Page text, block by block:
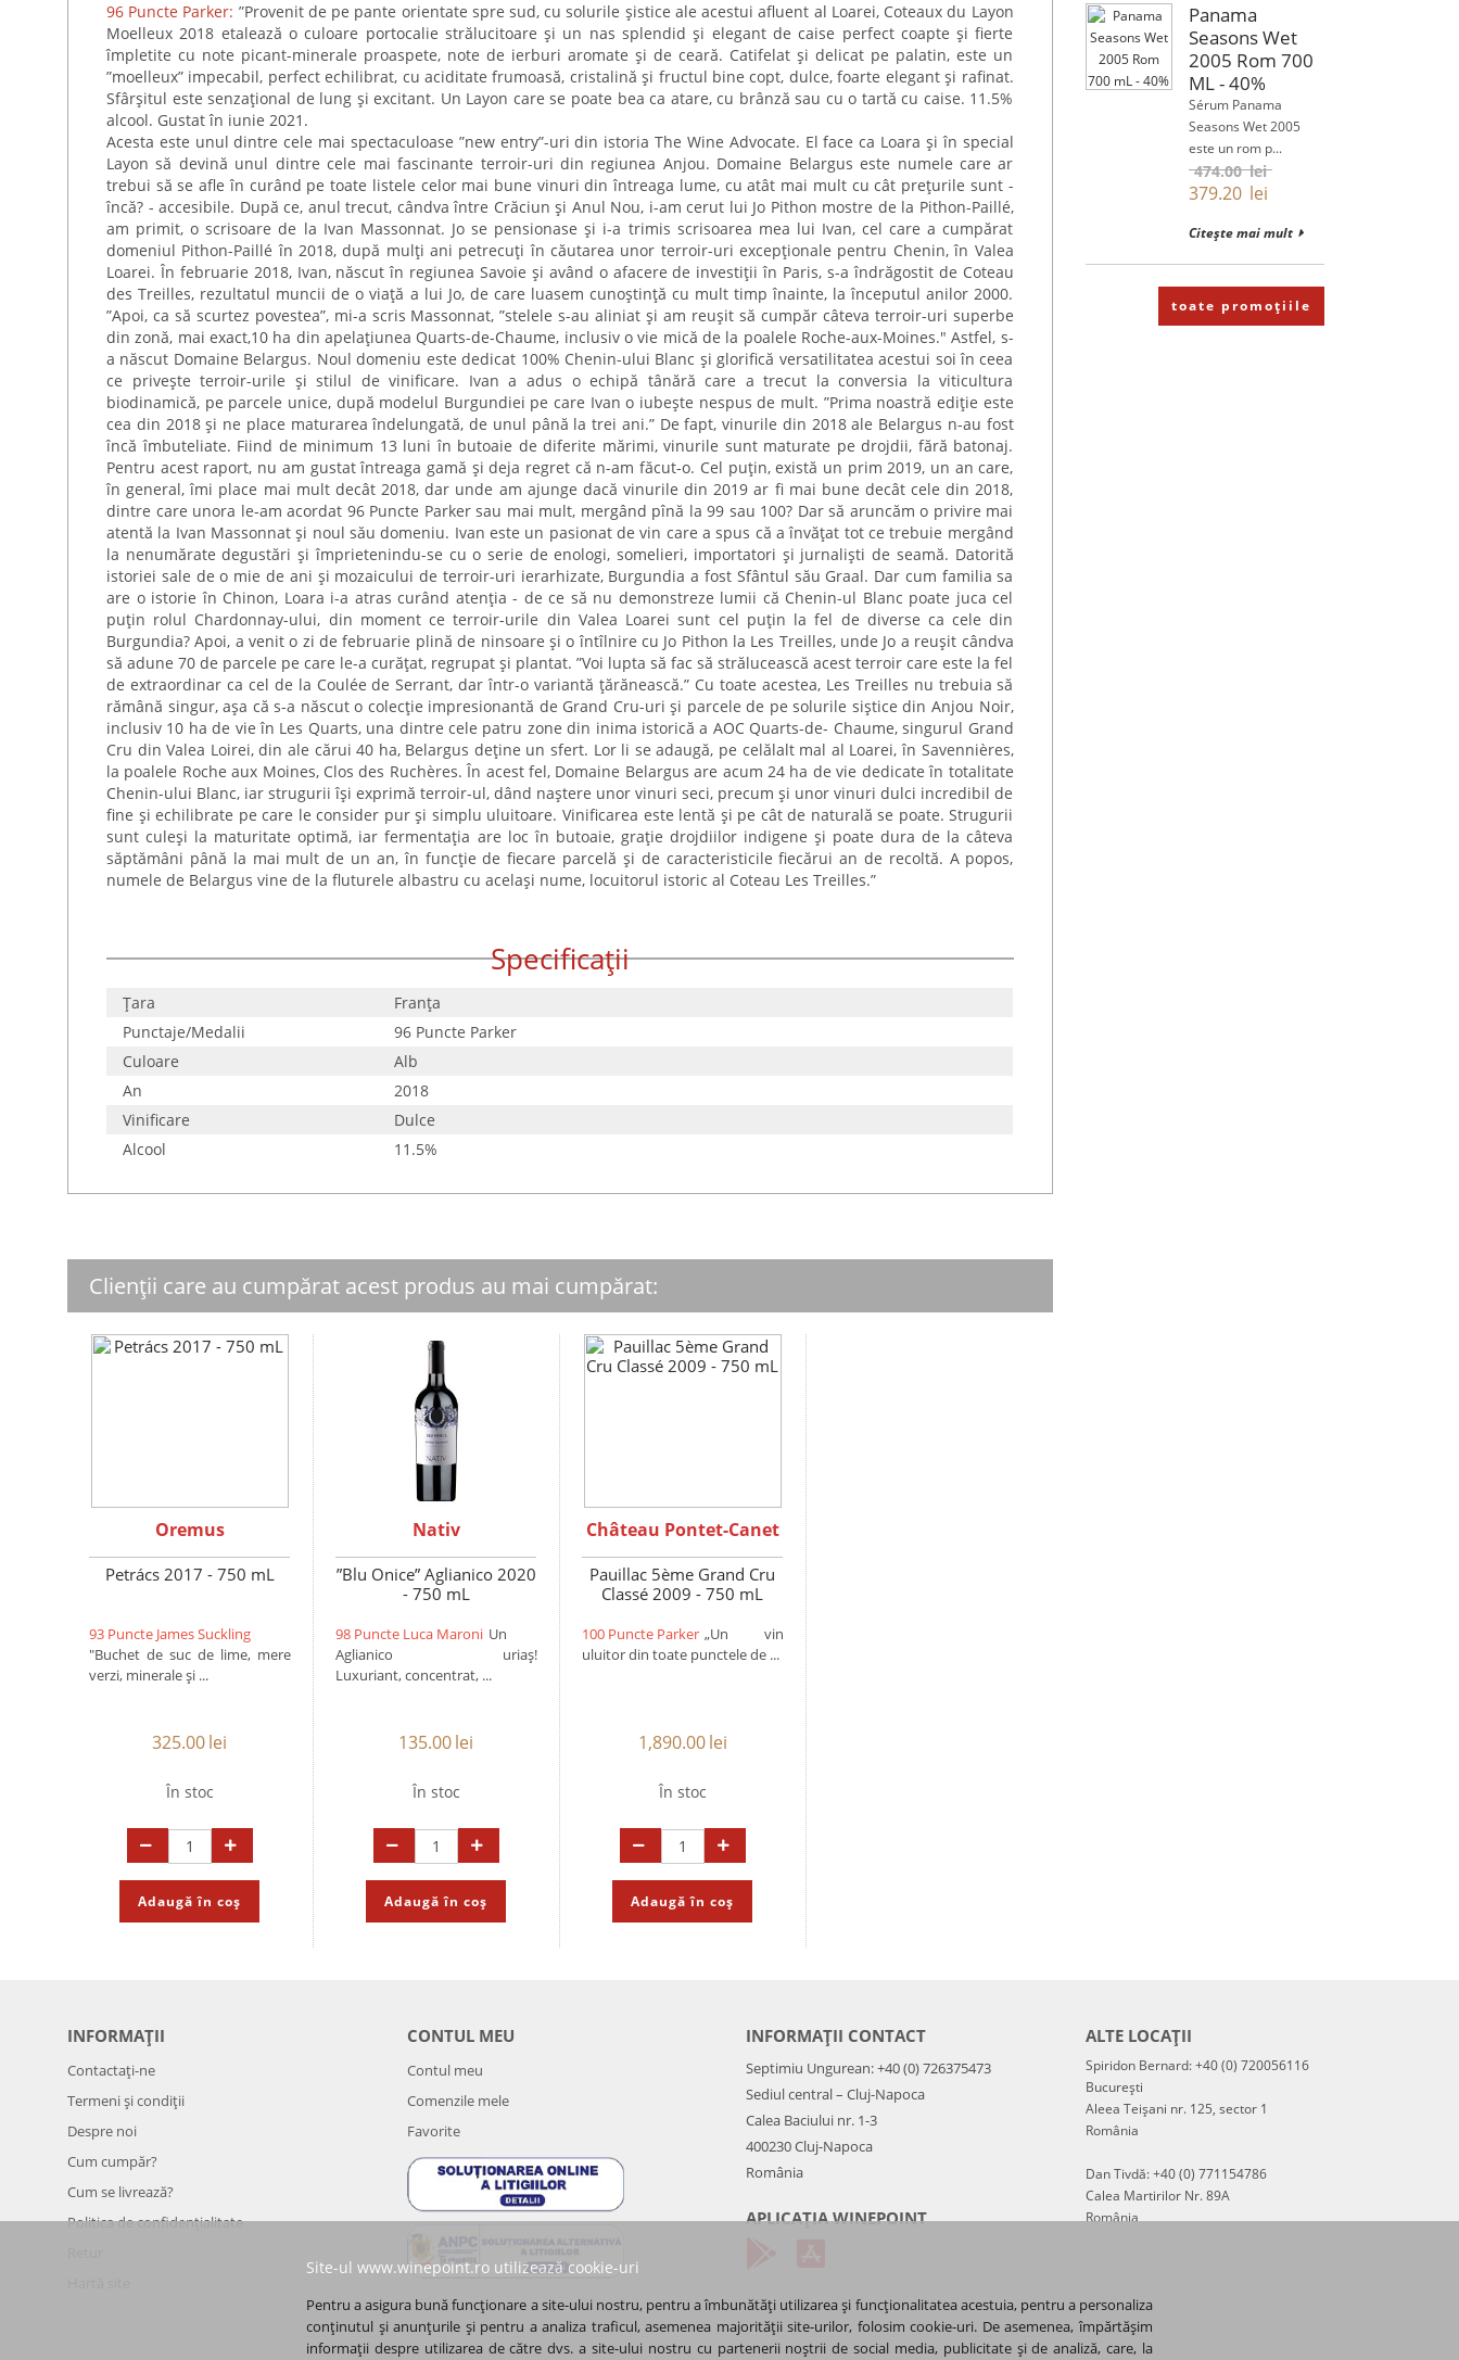
96 Puncte Parker: ”Provenit de pe pante orientate spre sud, cu solurile șistice ale acestui afluent al Loarei, Coteaux du Layon
Moelleux 2018 etalează o culoare portocalie strălucitoare și un nas splendid și elegant de caise perfect coapte și fierte
împletite cu note picant-minerale proaspete, note de ierburi aromate și de ceară. Catifelat și delicat pe palatin, este un
”moelleux” impecabil, perfect echilibrat, cu aciditate frumoasă, cristalină și fructul bine copt, dulce, foarte elegant și rafinat.
Sfârșitul este senzațional de lung și excitant. Un Layon care se poate bea ca atare, cu brânză sau cu o tartă cu caise. 11.5%
alcool. Gustat în iunie 2021.
Acesta este unul dintre cele mai spectaculoase ”new entry”-uri din istoria The Wine Advocate. El face ca Loara și în special
Layon să devină unul dintre cele mai fascinante terroir-uri din regiunea Anjou. Domaine Belargus este numele care ar
trebui să se afle în curând pe toate listele celor mai bune vinuri din întreaga lume, cu atât mai mult cu cât prețurile sunt -
încă? - accesibile. După ce, anul trecut, cândva între Crăciun și Anul Nou, i-am cerut lui Jo Pithon mostre de la Pithon-Paillé,
am primit, o scrisoare de la Ivan Massonnat. Jo se pensionase și i-a trimis scrisoarea mea lui Ivan, cel care a cumpărat
domeniul Pithon-Paillé în 2018, după mulți ani petrecuți în căutarea unor terroir-uri excepționale pentru Chenin, în Valea
Loarei. În februarie 2018, Ivan, născut în regiunea Savoie și având o afacere de investiții în Paris, s-a îndrăgostit de Coteau
des Treilles, rezultatul muncii de o viață a lui Jo, de care luasem cunoștință cu mult timp înainte, la începutul anilor 2000.
”Apoi, ca să scurtez povestea”, mi-a scris Massonnat, ”stelele s-au aliniat și am reușit să cumpăr câteva terroir-uri superbe
din zonă, mai exact,10 ha din apelațiunea Quarts-de-Chaume, inclusiv o vie mică de la poalele Roche-aux-Moines." Astfel, s-
a născut Domaine Belargus. Noul domeniu este dedicat 100% Chenin-ului Blanc și glorifică versatilitatea acestui soi în ceea
ce privește terroir-urile și stilul de vinificare. Ivan a adus o echipă tânără care a trecut la conversia la viticultura
biodinamică, pe parcele unice, după modelul Burgundiei pe care Ivan o iubește nespus de mult. ”Prima noastră ediție este
cea din 2018 și ne place maturarea îndelungată, de unul până la trei ani.” De fapt, vinurile din 2018 ale Belargus n-au fost
încă îmbuteliate. Fiind de minimum 13 luni în butoaie de diferite mărimi, vinurile sunt maturate pe drojdii, fără batonaj.
Pentru acest raport, nu am gustat întreaga gamă și deja regret că n-am făcut-o. Cel puțin, există un prim 2019, un an care,
în general, îmi place mai mult decât 2018, dar unde am ajunge dacă vinurile din 2019 ar fi mai bune decât cele din 2018,
dintre care unora le-am acordat 96 Puncte Parker sau mai mult, mergând pînă la 99 sau 100? Dar să aruncăm o privire mai
atentă la Ivan Massonnat și noul său domeniu. Ivan este un pasionat de vin care a spus că a învățat tot ce trebuie mergând
la nenumărate degustări și împrietenindu-se cu o serie de enologi, somelieri, importatori și jurnaliști de seamă. Datorită
istoriei sale de o mie de ani și mozaicului de terroir-uri ierarhizate, Burgundia a fost Sfântul său Graal. Dar cum familia sa
are o istorie în Chinon, Loara i-a atras curând atenția - de ce să nu demonstreze lumii că Chenin-ul Blanc poate juca cel
puțin rolul Chardonnay-ului, din moment ce terroir-urile din Valea Loarei sunt cel puțin la fel de diverse ca cele din
Burgundia? Apoi, a venit o zi de februarie plină de ninsoare și o întîlnire cu Jo Pithon la Les Treilles, unde Jo a reușit cândva
să adune 70 de parcele pe care le-a curățat, regrupat și plantat. ”Voi lupta să fac să strălucească acest terroir care este la fel
de extraordinar ca cel de la Coulée de Serrant, dar într-o variantă țărănească.” Cu toate acestea, Les Treilles nu trebuia să
rămână singur, așa că s-a născut o colecție impresionantă de Grand Cru-uri și parcele de pe solurile siștice din Anjou Noir,
inclusiv 10 ha de vie în Les Quarts, una dintre cele patru zone din inima istorică a AOC Quarts-de- Chaume, singurul Grand
Cru din Valea Loirei, din ale cărui 40 ha, Belargus deține un sfert. Lor li se adaugă, pe celălalt mal al Loarei, în Savennières,
la poalele Roche aux Moines, Clos des Ruchères. În acest fel, Domaine Belargus are acum 24 ha de vie dedicate în totalitate
Chenin-ului Blanc, iar strugurii își exprimă terroir-ul, dând naștere unor vinuri seci, precum și unor vinuri dulci incredibil de
fine și echilibrate pe care le consider pur și simplu uluitoare. Vinificarea este lentă și pe cât de naturală se poate. Strugurii
sunt culeși la maturitate optimă, iar fermentația are loc în butoaie, grație drojdiilor indigene și poate dura de la câteva
săptămâni până la mai mult de un an, în funcție de fiecare parcelă și de caracteristicile fiecărui an de recoltă. A popos,
numele de Belargus vine de la fluturele albastru cu același nume, locuitorul istoric al Coteau Les Treilles.”
Specificații
Țara
Franţa
Punctaje/Medalii
96 Puncte Parker
Culoare
Alb
An
2018
Vinificare
Dulce
Alcool
11.5%
Clienții care au cumpărat acest produs au mai cumpărat:
Oremus
Petrács 2017 - 750 mL
93 Puncte James Suckling
"Buchet de suc de lime, mere
verzi, minerale și ...
325.00lei
În stoc
Adaugă în coș
Nativ
”Blu Onice” Aglianico 2020
- 750 mL
98 Puncte Luca Maroni Un
Aglianico uriaș!
Luxuriant, concentrat, ...
135.00lei
În stoc
Adaugă în coș
Château Pontet-Canet
Pauillac 5ème Grand Cru
Classé 2009 - 750 mL
100 Puncte Parker „Un vin
uluitor din toate punctele de ...
1,890.00lei
În stoc
Adaugă în coș
Panama
Seasons Wet
2005 Rom 700
ML - 40%
Sérum Panama
Seasons Wet 2005
este un rom p...
474.00lei
379.20 lei
Citește mai mult
toate promoțiile
INFORMAȚII
Contactați-ne
Termeni și condiții
Despre noi
Cum cumpăr?
Cum se livrează?
Politica de confidenţialitate
CONTUL MEU
Contul meu
Comenzile mele
Favorite
INFORMAȚII CONTACT
Septimiu Ungurean: +40 (0) 726375473
Sediul central – Cluj-Napoca
Calea Baciului nr. 1-3
400230 Cluj-Napoca
România
APLICAȚIA WINEPOINT
ALTE LOCAȚII
Spiridon Bernard: +40 (0) 720056116
București
Aleea Teișani nr. 125, sector 1
România
Dan Tivdă: +40 (0) 771154786
Calea Martirilor Nr. 89A
România
Site-ul www.winepoint.ro utilizează cookie-uri
Pentru a asigura bună funcționare a site-ului nostru, pentru a îmbunătăți utilizarea și funcționalitatea acestuia, pentru a personaliza
conținutul și anunțurile și pentru a analiza traficul, asemenea majorității site-urilor, folosim cookie-uri. De asemenea, împărtășim
informații despre utilizarea de către dvs. a site-ului nostru cu partenerii noștrii de social media, publicitate și de analiză, care, la